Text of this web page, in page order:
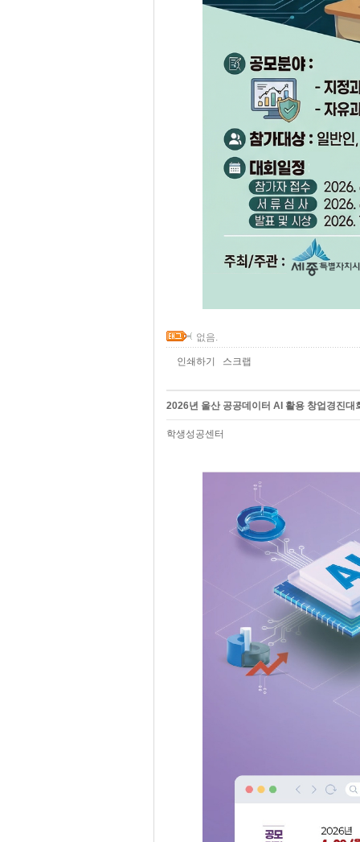
없음.
인쇄하기 스크랩
2026년 울산 공공데이터 AI 활용 창업경진대
학생성공센터